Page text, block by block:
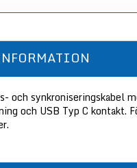
och synkroniseringskabel
och USB Typ C kontakt.